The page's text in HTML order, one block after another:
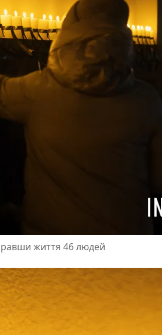
життя 46 людей